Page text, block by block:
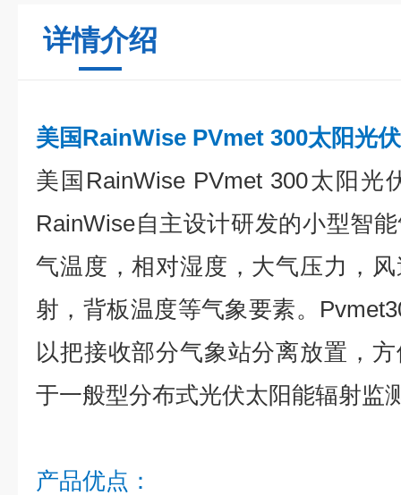
详情介绍
美国RainWise PVmet 300太阳光
美国RainWise PVmet 300太阳
RainWise自主设计研发的小型智
气温度，相对湿度，大气压力，
射，背板温度等气象要素。
以把接收部分气象站分离放置，
于一般型分布式光伏太阳能辐射监
产品优点：